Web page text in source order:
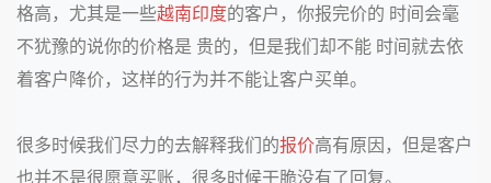
格高，尤其是一些越南印度的客户，你报完价的 时间会毫
不犹豫的说你的价格是 贵的，但是我们却不能 时间就去依
着客户降价，这样的行为并不能让客户买单。
很多时候我们尽力的去解释我们的报价高有原因，但是客户
也并不是很愿意买账，很多时候干脆没有了回复。